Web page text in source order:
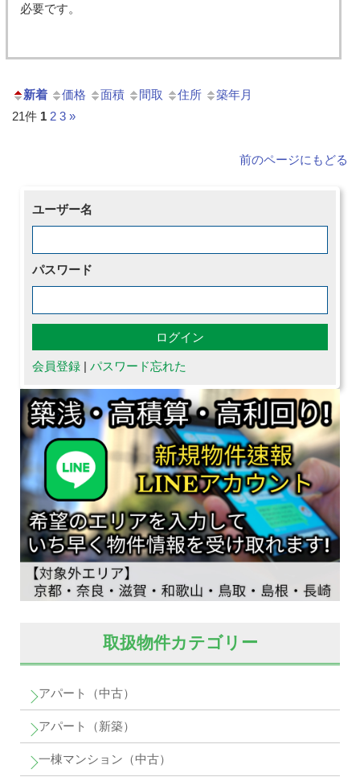
必要です。
新着 価格 面積 間取 住所
築年月
21件 1 2 3 »
前のページにもどる
ユーザー名
パスワード
会員登録 | パスワード忘れた
取扱物件カテゴリー
アパート（中古）
アパート（新築）
一棟マンション（中古）